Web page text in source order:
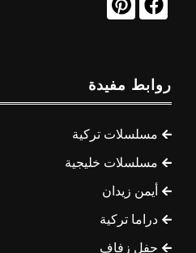
روابط مفيدة
مسلسلات تركية
مسلسلات خليجية
أيمن زيدان
دراما تركية
حفل زفاف